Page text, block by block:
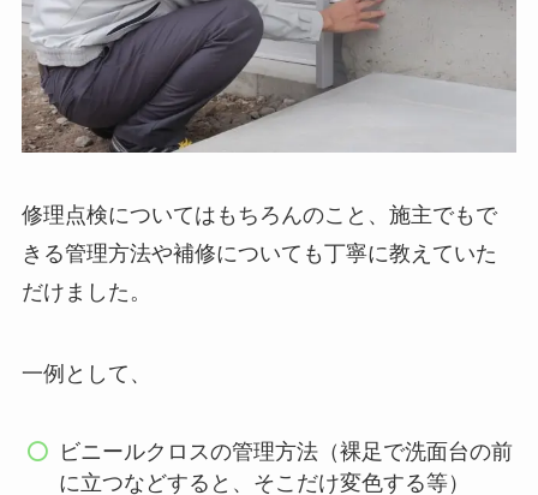
修理点検についてはもちろんのこと、施主でもで
きる管理方法や補修についても丁寧に教えていた
だけました。
一例として、
ビニールクロスの管理方法（裸足で洗面台の前
に立つなどすると、そこだけ変色する等）